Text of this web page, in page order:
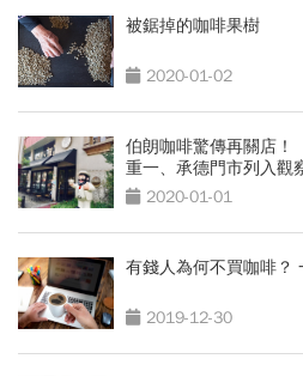
被鋸掉的咖啡果樹
2020-01-02
伯朗咖啡驚傳再關店！
重一、承德門市列入觀
2020-01-01
有錢人為何不買咖啡？
2019-12-30